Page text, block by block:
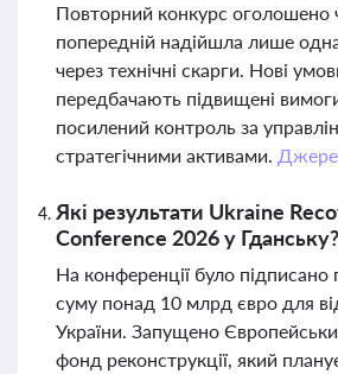
Повторний конкурс оголошено
попередній надійшла лише
через технічні скарги. Нові
передбачають підвищені
посилений контроль за
стратегічними активами.
Які результати Ukraine
Conference 2026 у Гданську?
На конференції було
суму понад 10 млрд євро для
України. Запущено
фонд реконструкції, який